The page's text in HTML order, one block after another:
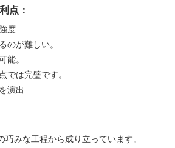
点：
度
のが難しい。
能。
では完璧です。
演出
みな工程から成り立っています。